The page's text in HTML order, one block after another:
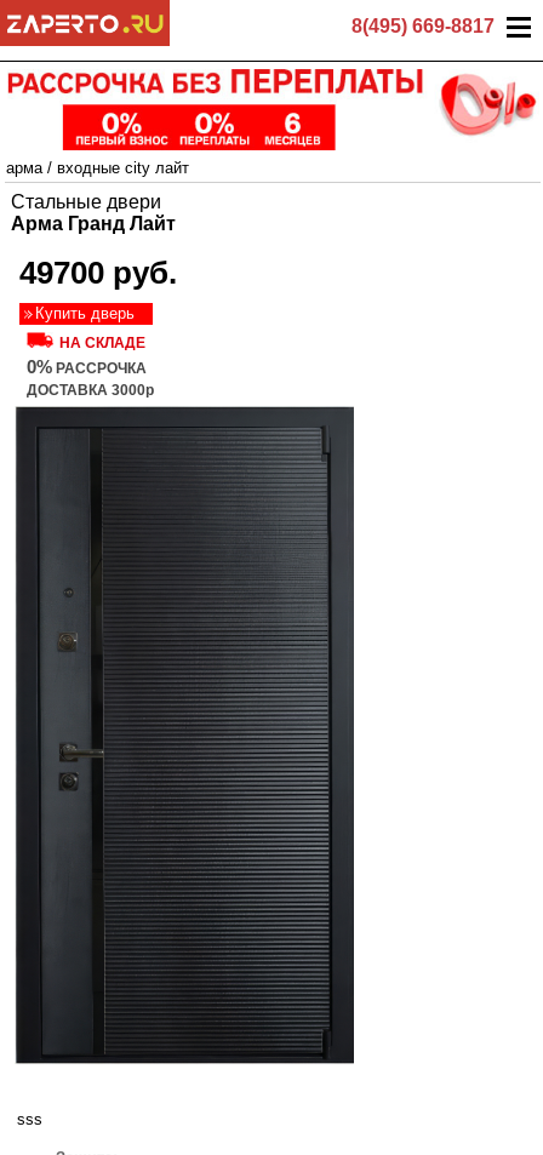
8(495) 669-8817
арма/ входные city лайт
Стальные двери
Арма Гранд Лайт
49700 руб.
Купить дверь
НА СКЛАДЕ
0% РАССРОЧКА
ДОСТАВКА 3000р
sss